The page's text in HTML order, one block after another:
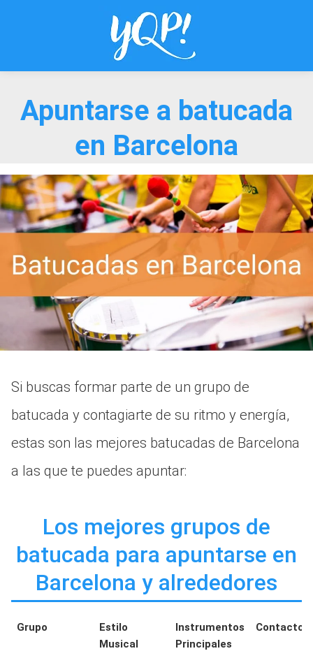
Apuntarse a batucada
en Barcelona
Si buscas formar parte de un grupo de
batucada y contagiarte de su ritmo y energía,
estas son las mejores batucadas de Barcelona
a las que te puedes apuntar:
Los mejores grupos de
batucada para apuntarse en
Barcelona y alrededores
Grupo
Estilo
Musical
Instrumentos
Principales
Contacto